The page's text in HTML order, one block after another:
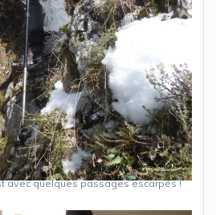
avec quelques passages escarpés !